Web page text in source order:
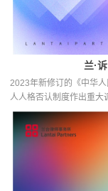
兰·
2023年新修订的《中华
人人格否认制度作出重大